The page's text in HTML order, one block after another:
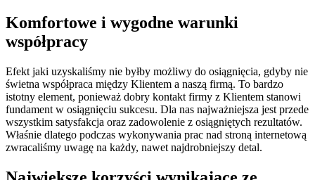
Komfortowe i wygodne warunki
współpracy
Efekt jaki uzyskaliśmy nie byłby możliwy do osiągnięcia, gdyby nie
świetna współpraca między Klientem a naszą firmą. To bardzo
istotny element, ponieważ dobry kontakt firmy z Klientem stanowi
fundament w osiągnięciu sukcesu. Dla nas najważniejsza jest przede
wszystkim satysfakcja oraz zadowolenie z osiągniętych rezultatów.
Właśnie dlatego podczas wykonywania prac nad stroną internetową
zwracaliśmy uwagę na każdy, nawet najdrobniejszy detal.